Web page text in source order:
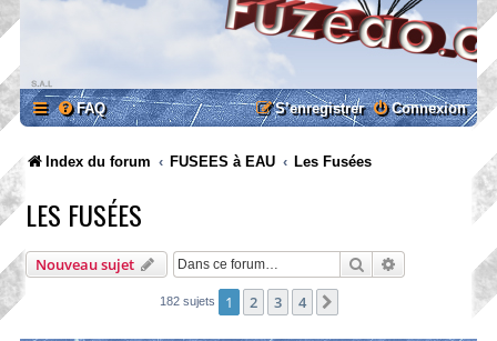
FAQ Connexion
S’enregistrer
Index du forum FUSEES à EAU Les Fusées
LES FUSÉES
Nouveau sujet RechercherRecherche
182 sujets 1 2 3 4